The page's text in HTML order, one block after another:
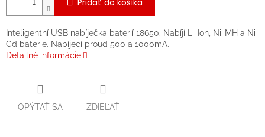
Pridať do košíka
Inteligentní USB nabíječka baterií 18650. Nabíjí Li-Ion, Ni-MH a Ni-
Cd baterie. Nabíjecí proud 500 a 1000mA.
Detailné informácie
OPÝTAŤ SA ZDIEĽAŤ